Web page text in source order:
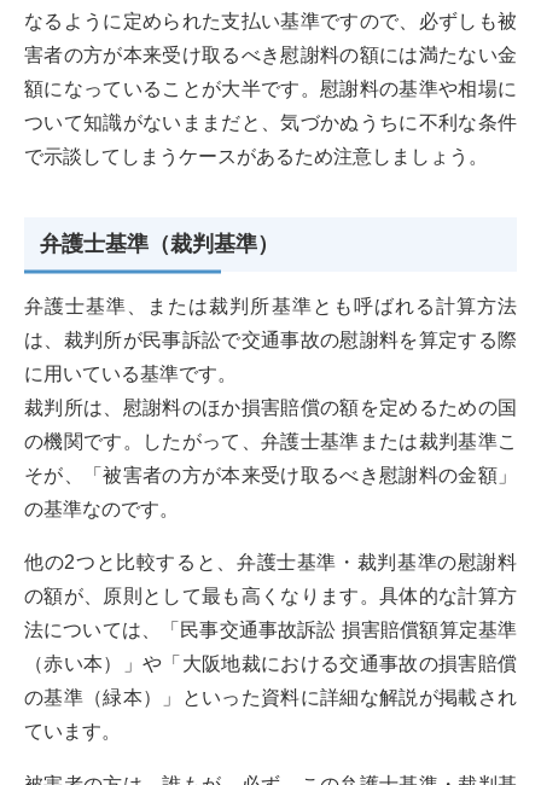
なるように定められた支払い基準ですので、必ずしも被
害者の方が本来受け取るべき慰謝料の額には満たない金
額になっていることが大半です。慰謝料の基準や相場に
ついて知識がないままだと、気づかぬうちに不利な条件
で示談してしまうケースがあるため注意しましょう。
弁護士基準（裁判基準）
弁護士基準、または裁判所基準とも呼ばれる計算方法
は、裁判所が民事訴訟で交通事故の慰謝料を算定する際
に用いている基準です。
裁判所は、慰謝料のほか損害賠償の額を定めるための国
の機関です。したがって、弁護士基準または裁判基準こ
そが、「被害者の方が本来受け取るべき慰謝料の金額」
の基準なのです。
他の2つと比較すると、弁護士基準・裁判基準の慰謝料
の額が、原則として最も高くなります。具体的な計算方
法については、「民事交通事故訴訟 損害賠償額算定基準
（赤い本）」や「大阪地裁における交通事故の損害賠償
の基準（緑本）」といった資料に詳細な解説が掲載され
ています。